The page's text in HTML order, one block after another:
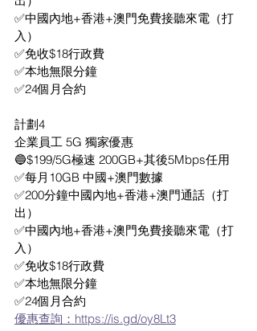
✅中國內地+香港+澳門免費接聽來電（打
入）
✅免收$18行政費
✅本地無限分鐘
✅24個月合約
計劃4
企業員工 5G 獨家優惠
🔵$199/5G極速 200GB+其後5Mbps任用
✅每月10GB 中國+澳門數據
✅200分鐘中國內地+香港+澳門通話（打
出）
✅中國內地+香港+澳門免費接聽來電（打
入）
✅免收$18行政費
✅本地無限分鐘
✅24個月合約
優惠查詢：https://is.gd/oy8Lt3